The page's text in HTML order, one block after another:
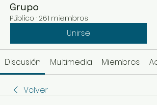
Grupo
Público · 261 miembros
Unirse
Discusión Multimedia Miembros
Volver